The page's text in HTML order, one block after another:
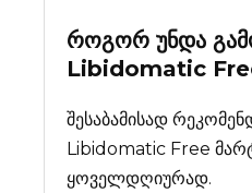
როგორ უნდა
Libidomatic
შესაბამისად
Libidomatic Free
ყოველდღიურად.